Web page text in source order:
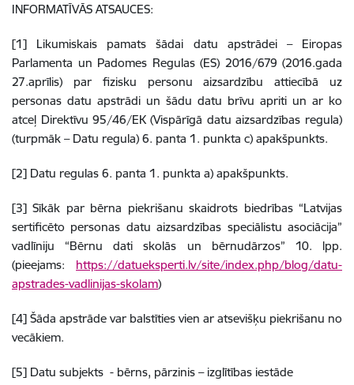
INFORMATĪVĀS ATSAUCES:
[1] Likumiskais pamats šādai datu apstrādei – Eiropas
Parlamenta un Padomes Regulas (ES) 2016/679 (2016.gada
27.aprīlis) par fizisku personu aizsardzību attiecībā uz
personas datu apstrādi un šādu datu brīvu apriti un ar ko
atceļ Direktīvu 95/46/EK (Vispārīgā datu aizsardzības regula)
(turpmāk – Datu regula) 6. panta 1. punkta c) apakšpunkts.
[2] Datu regulas 6. panta 1. punkta a) apakšpunkts.
[3] Sīkāk par bērna piekrišanu skaidrots biedrības “Latvijas
sertificēto personas datu aizsardzības speciālistu asociācija”
vadlīniju “Bērnu dati skolās un bērnudārzos” 10. lpp.
(pieejams: https://datueksperti.lv/site/index.php/blog/datu-
apstrades-vadlinijas-skolam)
[4] Šāda apstrāde var balstīties vien ar atsevišķu piekrišanu no
vecākiem.
[5] Datu subjekts - bērns, pārzinis – izglītības iestāde